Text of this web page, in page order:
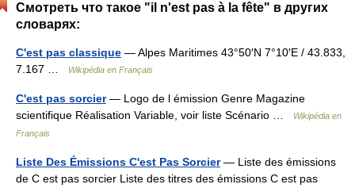
Смотреть что такое "il n'est pas à la fête" в других
словарях:
C'est pas classique — Alpes Maritimes 43°50′N 7°10′E / 43.833,
7.167 …
Wikipédia en Français
C'est pas sorcier— Logo de l émission Genre Magazine
scientifique Réalisation Variable, voir liste Scénario …
Wikipédia en
Français
Liste Des Émissions C'est Pas Sorcier— Liste des émissions
de C est pas sorcier Liste des titres des émissions C est pas